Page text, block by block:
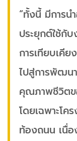
“ทั้งนี้ มีการน
ประยุกต์ใช้กั
การเทียบเคี
ไปสู่การพัฒน
คุณภาพชีวิตข
โดยเฉพาะโ
ท้องถนน เนื่